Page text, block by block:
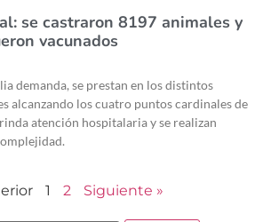
se castraron 8197 animales y
vacunados
demanda, se prestan en los distintos
alcanzando los cuatro puntos cardinales de
atención hospitalaria y se realizan
1 2 Siguiente »